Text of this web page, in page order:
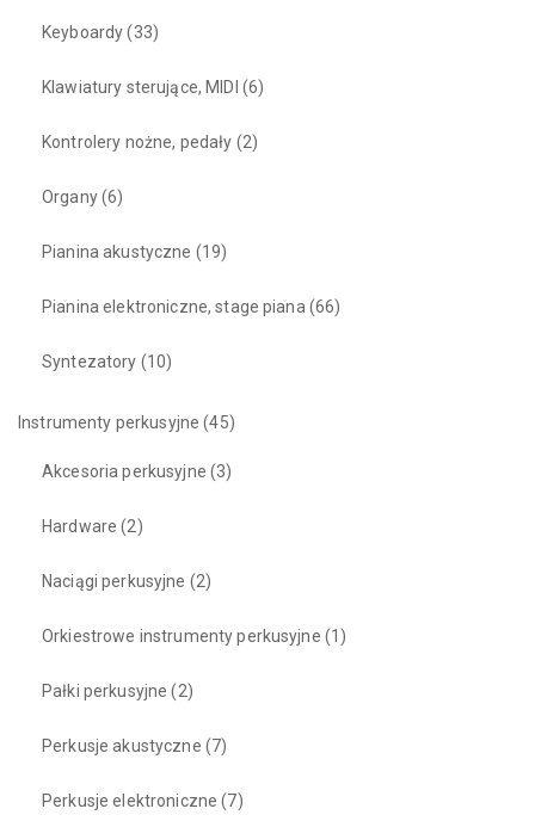
Keyboardy(33)
Klawiatury sterujące, MIDI (6)
Kontrolery nożne, pedały (2)
Organy(6)
Pianina akustyczne (19)
Pianina elektroniczne, stage piana (66)
Syntezatory (10)
Instrumenty perkusyjne (45)
Akcesoria perkusyjne (3)
Hardware (2)
Naciągi perkusyjne (2)
Orkiestrowe instrumenty perkusyjne (1)
Pałki perkusyjne (2)
Perkusje akustyczne (7)
Perkusje elektroniczne (7)